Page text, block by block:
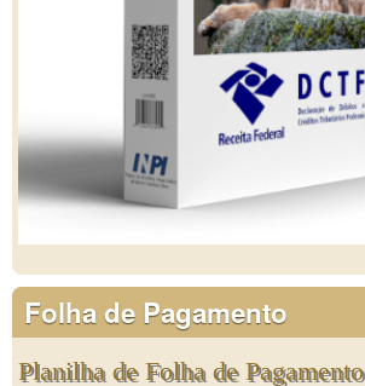
Folha de Pagamento
Planilha de Folha de Pagamento